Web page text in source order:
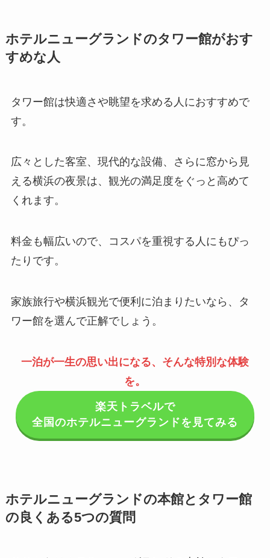
ホテルニューグランドのタワー館がおす
すめな人
タワー館は快適さや眺望を求める人におすすめで
す。
広々とした客室、現代的な設備、さらに窓から見
える横浜の夜景は、観光の満足度をぐっと高めて
くれます。
料金も幅広いので、コスパを重視する人にもぴっ
たりです。
家族旅行や横浜観光で便利に泊まりたいなら、タ
ワー館を選んで正解でしょう。
一泊が一生の思い出になる、そんな特別な体験
を。
楽天トラベルで
全国のホテルニューグランドを見てみる
ホテルニューグランドの本館とタワー館
の良くある5つの質問